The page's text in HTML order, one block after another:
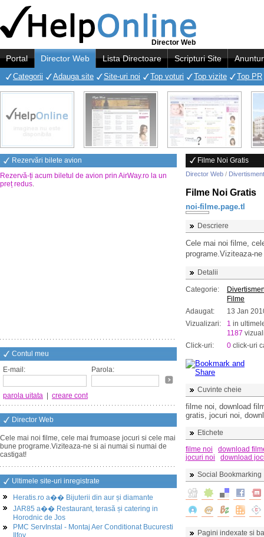
Director Web
Portal Director Web Lista Directoare Scripturi Site
Categorii Adauga site Site-uri noi Top voturi Top vizite Top PR
Rezervări bilete avion
Rezervă-ți acum biletul de avion prin AirWay.ro la un
preț redus.
Contul meu
E-mail:
Parola:
parola uitata creare cont
Director Web
Cele mai noi filme, cele mai frumoase jocuri si cele mai
bune programe.Viziteaza-ne si ai numai si numai de
castigat!
Ultimele site-uri inregistrate
Heratis.ro a�� Bijuterii din aur și diamante
JAR85 a�� Restaurant, terasă și catering in
Horodnic de Jos
PMC ServInstal - Montaj Aer Conditionat Bucuresti
Ilfov
Filme Noi Gratis
Director Web / Divertisment
Filme Noi Gratis
noi-filme.page.tl
Descriere
Cele mai noi filme,
programe.Viziteaza-
Detalii
Categorie:
Filme
Adaugat:
13 Jan
Vizualizari:
1 in
1187
Click-uri:
0 click-uri
Cuvinte cheie
filme noi, download
gratis, jocuri noi,
Etichete
filme noi
download
jocuri noi
download
Social Bookmarking
Pagini indexate si